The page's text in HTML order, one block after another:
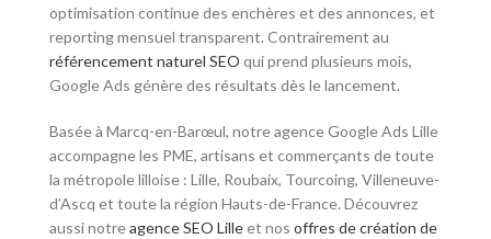
optimisation continue des enchères et des annonces, et
reporting mensuel transparent. Contrairement au
référencement naturel SEO qui prend plusieurs mois,
Google Ads génère des résultats dès le lancement.
Basée à Marcq-en-Barœul, notre agence Google Ads Lille
accompagne les PME, artisans et commerçants de toute
la métropole lilloise : Lille, Roubaix, Tourcoing, Villeneuve-
d’Ascq et toute la région Hauts-de-France. Découvrez
aussi notreagence SEO Lilleet nos offres de création de